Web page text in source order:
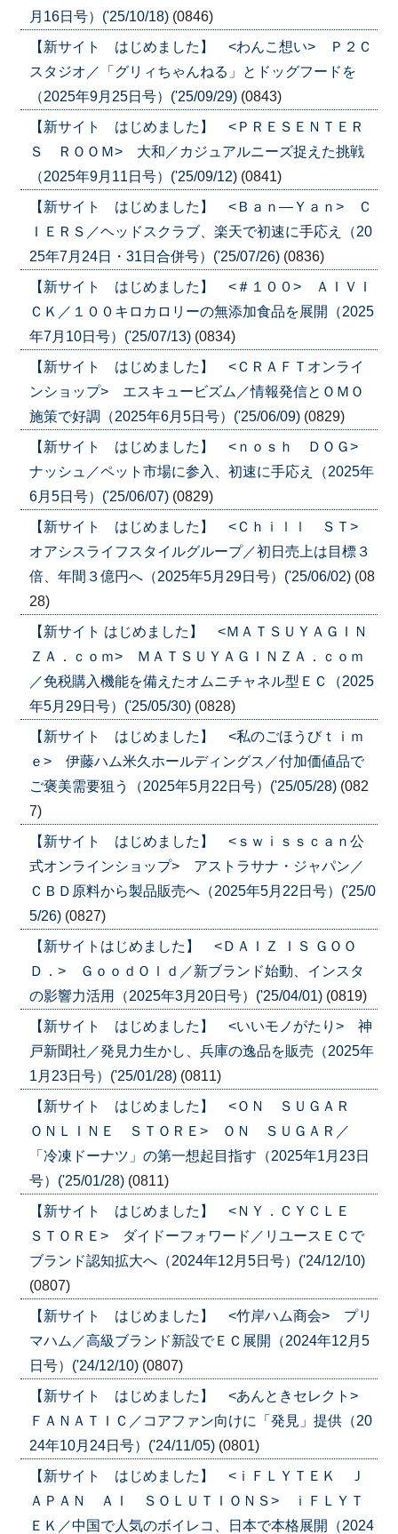
月16日号）('25/10/18) (0846)
【新サイト はじめました】 <わんこ想い> Ｐ２Ｃ
スタジオ／「グリィちゃんねる」とドッグフードを
（2025年9月25日号）('25/09/29) (0843)
【新サイト はじめました】 <ＰＲＥＳＥＮＴＥＲ
Ｓ ＲＯＯＭ> 大和／カジュアルニーズ捉えた挑戦
（2025年9月11日号）('25/09/12) (0841)
【新サイト はじめました】 <Ｂａｎ―Ｙａｎ> Ｃ
ＩＥＲＳ／ヘッドスクラブ、楽天で初速に手応え（20
25年7月24日・31日合併号）('25/07/26) (0836)
【新サイト はじめました】 <＃１００> ＡＩＶＩ
ＣＫ／１００キロカロリーの無添加食品を展開（2025
年7月10日号）('25/07/13) (0834)
【新サイト はじめました】 <ＣＲＡＦＴオンライ
ンショップ> エスキュービズム／情報発信とＯＭＯ
施策で好調（2025年6月5日号）('25/06/09) (0829)
【新サイト はじめました】 <ｎｏｓｈ ＤＯＧ>
ナッシュ／ペット市場に参入、初速に手応え（2025年
6月5日号）('25/06/07) (0829)
【新サイト はじめました】 <Ｃｈｉｌｌ ＳＴ>
オアシスライフスタイルグループ／初日売上は目標３
倍、年間３億円へ（2025年5月29日号）('25/06/02) (08
28)
【新サイト はじめました】 <ＭＡＴＳＵＹＡＧＩＮ
ＺＡ．ｃｏｍ> ＭＡＴＳＵＹＡＧＩＮＺＡ．ｃｏｍ
／免税購入機能を備えたオムニチャネル型ＥＣ（2025
年5月29日号）('25/05/30) (0828)
【新サイト はじめました】 <私のごほうびｔｉｍ
ｅ> 伊藤ハム米久ホールディングス／付加価値品で
ご褒美需要狙う（2025年5月22日号）('25/05/28) (082
7)
【新サイト はじめました】 <ｓｗｉｓｓｃａｎ公
式オンラインショップ> アストラサナ・ジャパン／
ＣＢＤ原料から製品販売へ（2025年5月22日号）('25/0
5/26) (0827)
【新サイトはじめました】 <ＤＡＩＺ ＩＳ ＧＯＯ
Ｄ．> ＧｏｏｄＯｌｄ／新ブランド始動、インスタ
の影響力活用（2025年3月20日号）('25/04/01) (0819)
【新サイト はじめました】 <いいモノがたり> 神
戸新聞社／発見力生かし、兵庫の逸品を販売（2025年
1月23日号）('25/01/28) (0811)
【新サイト はじめました】 <ＯＮ ＳＵＧＡＲ
ＯＮＬＩＮＥ ＳＴＯＲＥ> ＯＮ ＳＵＧＡＲ／
「冷凍ドーナツ」の第一想起目指す（2025年1月23日
号）('25/01/28) (0811)
【新サイト はじめました】 <ＮＹ．ＣＹＣＬＥ
ＳＴＯＲＥ> ダイドーフォワード／リユースＥＣで
ブランド認知拡大へ（2024年12月5日号）('24/12/10)
(0807)
【新サイト はじめました】 <竹岸ハム商会> プリ
マハム／高級ブランド新設でＥＣ展開（2024年12月5
日号）('24/12/10) (0807)
【新サイト はじめました】 <あんときセレクト>
ＦＡＮＡＴＩＣ／コアファン向けに「発見」提供（20
24年10月24日号）('24/11/05) (0801)
【新サイト はじめました】 <ｉＦＬＹＴＥＫ Ｊ
ＡＰＡＮ ＡＩ ＳＯＬＵＴＩＯＮＳ> ｉＦＬＹＴ
ＥＫ／中国で人気のボイレコ、日本で本格展開（2024